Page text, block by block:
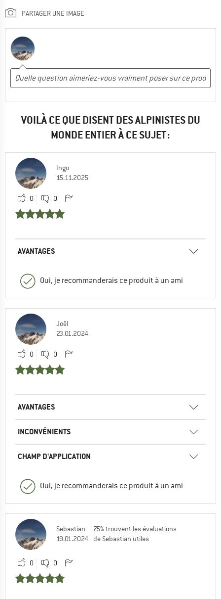
PARTAGER UNE IMAGE
VOILÀ CE QUE DISENT DES ALPINISTES DU
MONDE ENTIER À CE SUJET :
Ingo
15.11.2025
0 0
AVANTAGES
Oui, je recommanderais ce produit à un ami
Joël
23.01.2024
0 0
AVANTAGES
INCONVÉNIENTS
CHAMP D'APPLICATION
Oui, je recommanderais ce produit à un ami
Sebastian
19.01.2024
75% trouvent les évaluations
de Sebastian utiles
0 0